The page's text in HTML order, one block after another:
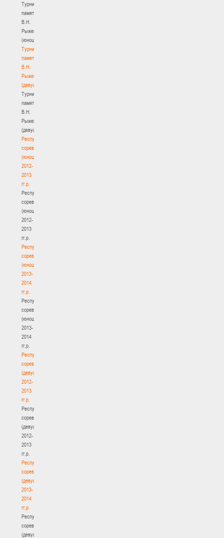
Турнир
памяти
В.Н.
Рыженкова
(юноши)
Турнир
памяти
В.Н.
Рыженкова
(девушки)
Турнир
памяти
В.Н.
Рыженкова
(девушки)
Республиканские
соревнования
(юноши)
2012-
2013
гг.р.
Республиканские
соревнования
(юноши)
2012-
2013
гг.р.
Республиканские
соревнования
(юноши)
2013-
2014
гг.р.
Республиканские
соревнования
(юноши)
2013-
2014
гг.р.
Республиканские
соревнования
(девушки)
2012-
2013
гг.р.
Республиканские
соревнования
(девушки)
2012-
2013
гг.р.
Республиканские
соревнования
(девушки)
2013-
2014
гг.р.
Республиканские
соревнования
(девушки)